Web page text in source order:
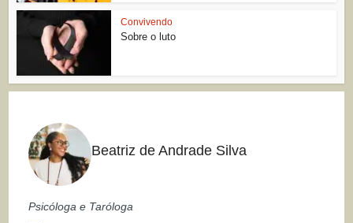
Convivendo
Sobre o luto
Beatriz de Andrade Silva
Psicóloga e Taróloga